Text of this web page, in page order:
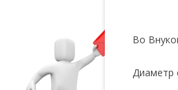
Во
Диаметр